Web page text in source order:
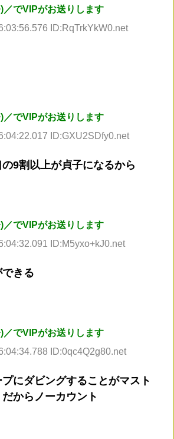
／でVIPがお送りします
ID:RqTrkYkW0.net
／でVIPがお送りします
ID:GXU2SDfy0.net
9割以上が貞子になるから
／でVIPがお送りします
ID:M5yxo+kJ0.net
できる
／でVIPがお送りします
ID:0qc4Q2g80.net
にダビングすることがマスト
からノーカウント